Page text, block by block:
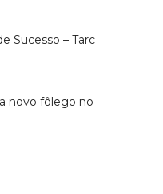
Sucesso – Tarc
novo fôlego no